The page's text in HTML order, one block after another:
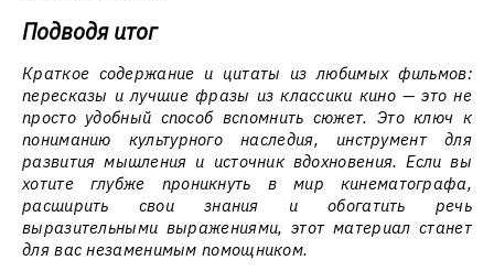
Подводя итог
Краткое содержание и цитаты из любимых фильмов:
пересказы и лучшие фразы из классики кино — это не
просто удобный способ вспомнить сюжет. Это ключ к
пониманию культурного наследия, инструмент для
развития мышления и источник вдохновения. Если вы
хотите глубже проникнуть в мир кинематографа,
расширить свои знания и обогатить речь
выразительными выражениями, этот материал станет
для вас незаменимым помощником.